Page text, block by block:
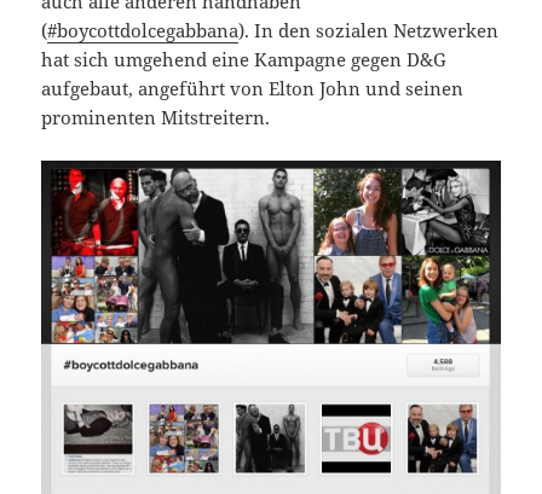
(#boycottdolcegabbana). In den sozialen Netzwerken
hat sich umgehend eine Kampagne gegen D&G
aufgebaut, angeführt von Elton John und seinen
prominenten Mitstreitern.